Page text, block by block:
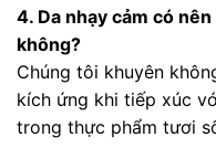
4. Da nhạy cảm có
không?
Chúng tôi khuyên
kích ứng khi tiếp xúc
trong thực phẩm tươi